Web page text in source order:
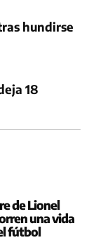
hundirse
18
de Lionel
una vida
fútbol